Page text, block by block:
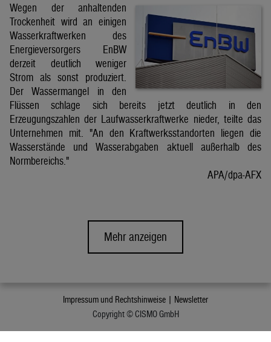
Wegen der anhaltenden
Trockenheit wird an einigen
Wasserkraftwerken des
Energieversorgers EnBW
derzeit deutlich weniger
Strom als sonst produziert.
Der Wassermangel in den
Flüssen schlage sich bereits jetzt deutlich in den
Erzeugungszahlen der Laufwasserkraftwerke nieder, teilte das
Unternehmen mit. "An den Kraftwerksstandorten liegen die
Wasserstände und Wasserabgaben aktuell außerhalb des
Normbereichs."
APA/dpa-AFX
Mehr anzeigen
Impressum und Rechtshinweise | Newsletter
Copyright © CISMO GmbH